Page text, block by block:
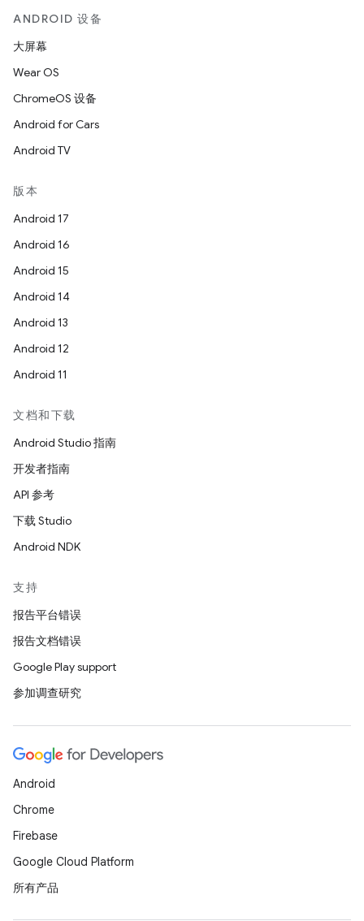
ANDROID 设备
大屏幕
Wear OS
ChromeOS 设备
Android for Cars
Android TV
版本
Android 17
Android 16
Android 15
Android 14
Android 13
Android 12
Android 11
文档和下载
Android Studio 指南
开发者指南
API 参考
下载 Studio
Android NDK
支持
报告平台错误
报告文档错误
Google Play support
参加调查研究
Android
Chrome
Firebase
Google Cloud Platform
所有产品